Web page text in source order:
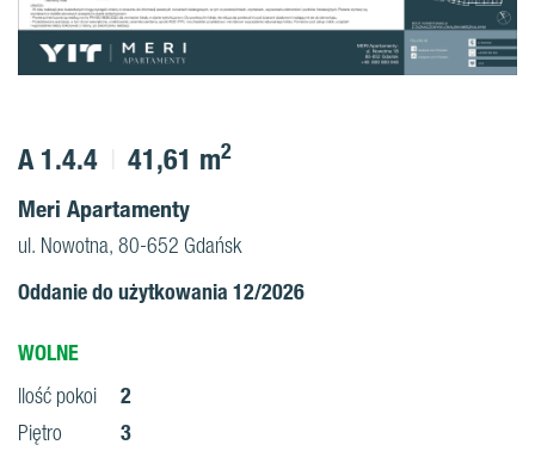
A 1.4.4 41,61 m2
Meri Apartamenty
ul. Nowotna, 80-652 Gdańsk
Oddanie do użytkowania 12/2026
WOLNE
Ilość pokoi 2
Piętro 3